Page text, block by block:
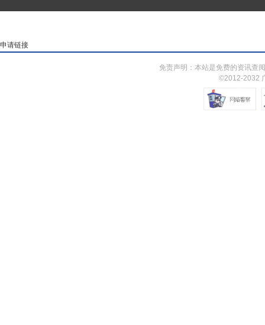
申请链接
免责声明：本站是免费的资讯查
©2012-2032